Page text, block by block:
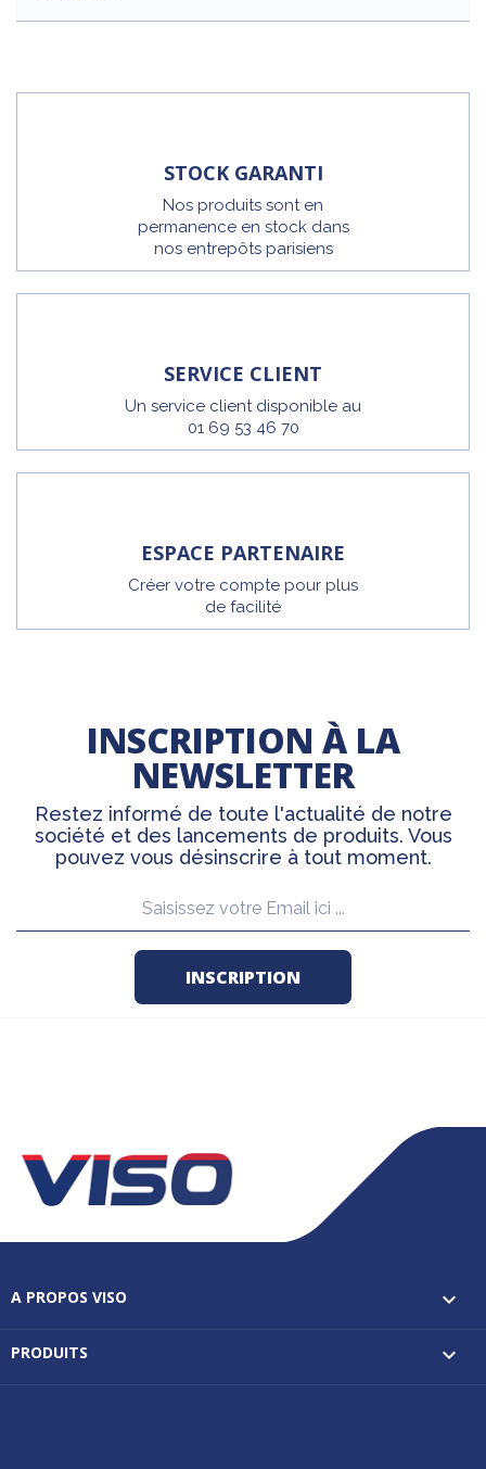
STOCK GARANTI
Nos produits sont en
permanence en stock dans
nos entrepôts parisiens
SERVICE CLIENT
Un service client disponible au
01 69 53 46 70
ESPACE PARTENAIRE
Créer votre compte pour plus
de facilité
INSCRIPTION À LA
NEWSLETTER
Restez informé de toute l'actualité de notre
société et des lancements de produits. Vous
pouvez vous désinscrire à tout moment.
A PROPOS VISO 
PRODUITS 